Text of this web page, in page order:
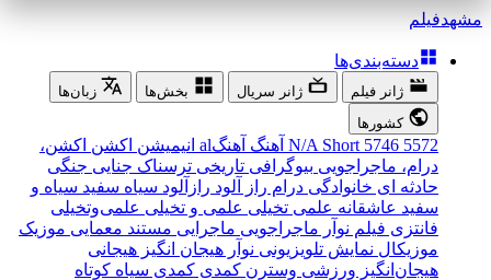
مشهدفیلم
دسته‌بندی‌ها
ژانر فیلم ژانر سریال بخش‌ها
زبان‌ها
کشورها
5572
5746
N/A Short آهنگ آهنگal انیمیشن اکشن اکشن،
درام، ماجراجویی بیوگرافی تاریخی ترسناک جنایی جنگی
حادثه ای خانوادگی درام راز آلود رازآلود سیاه سفید سیاه و
سفید عاشقانه علمی تخیلی علمی و تخیلی علمی‌و‌تخیلی
فانتزی فیلم نوآر ماجراجویی ماجرایی مستند معمایی موزیک
موزیکال نمایش تلویزیونی نوآر هیجان انگیز هیجانی
هیجان‌انگیز ورزشی وسترن کمدی کمدی سیاه کوتاه